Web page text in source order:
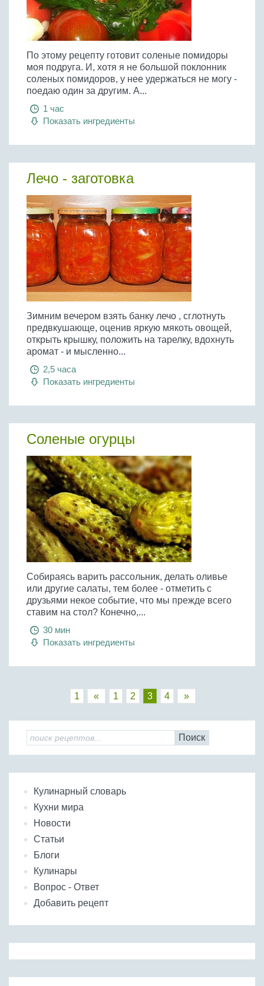
По этому рецепту готовит соленые помидоры
моя подруга. И, хотя я не большой поклонник
соленых помидоров, у нее удержаться не могу -
поедаю один за другим. А...
1 час
Показать ингредиенты
Лечо - заготовка
Зимним вечером взять банку лечо , сглотнуть
предвкушающе, оценив яркую мякоть овощей,
открыть крышку, положить на тарелку, вдохнуть
аромат - и мысленно...
2,5 часа
Показать ингредиенты
Соленые огурцы
Собираясь варить рассольник, делать оливье
или другие салаты, тем более - отметить с
друзьями некое событие, что мы прежде всего
ставим на стол? Конечно,...
30 мин
Показать ингредиенты
1 « 1 2 3 4 »
Поиск
Кулинарный словарь
Кухни мира
Новости
Статьи
Блоги
Кулинары
Вопрос - Ответ
Добавить рецепт